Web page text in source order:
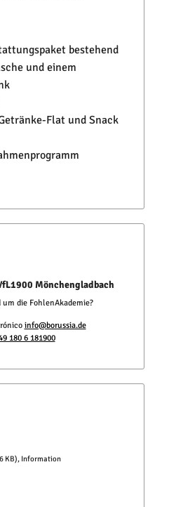
bestehend
und einem
Flat und Snack
Mönchengladbach
um die FohlenAkademie?
info@borussia.de
180 6 181900
KB), Information